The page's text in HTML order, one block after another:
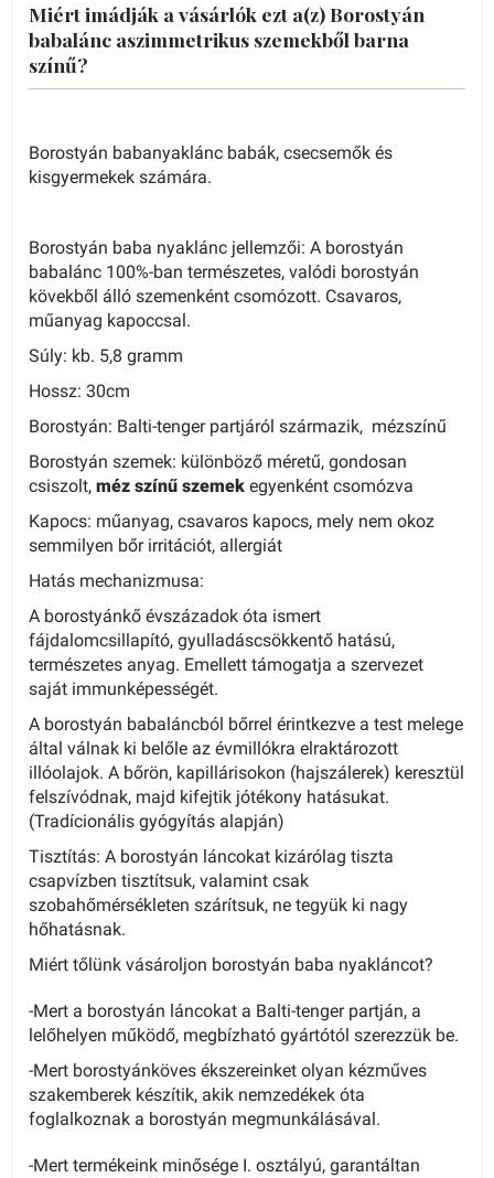
Miért imádják a vásárlók ezt a(z) Borostyán
babalánc aszimmetrikus szemekből barna
színű?
Borostyán babanyaklánc babák, csecsemők és
kisgyermekek számára.
Borostyán baba nyaklánc jellemzői: A borostyán
babalánc 100%-ban természetes, valódi borostyán
kövekből álló szemenként csomózott. Csavaros,
műanyag kapoccsal.
Súly: kb. 5,8 gramm
Hossz: 30cm
Borostyán: Balti-tenger partjáról származik, mézszínű
Borostyán szemek: különböző méretű, gondosan
csiszolt, méz színű szemek egyenként csomózva
Kapocs: műanyag, csavaros kapocs, mely nem okoz
semmilyen bőr irritációt, allergiát
Hatás mechanizmusa:
A borostyánkő évszázadok óta ismert
fájdalomcsillapító, gyulladáscsökkentő hatású,
természetes anyag. Emellett támogatja a szervezet
saját immunképességét.
A borostyán babaláncból bőrrel érintkezve a test melege
által válnak ki belőle az évmillókra elraktározott
illóolajok. A bőrön, kapillárisokon (hajszálerek) keresztül
felszívódnak, majd kifejtik jótékony hatásukat.
(Tradícionális gyógyítás alapján)
Tisztítás: A borostyán láncokat kizárólag tiszta
csapvízben tisztítsuk, valamint csak
szobahőmérsékleten szárítsuk, ne tegyük ki nagy
hőhatásnak.
Miért tőlünk vásároljon borostyán baba nyakláncot?
-Mert a borostyán láncokat a Balti-tenger partján, a
lelőhelyen működő, megbízható gyártótól szerezzük be.
-Mert borostyánköves ékszereinket olyan kézműves
szakemberek készítik, akik nemzedékek óta
foglalkoznak a borostyán megmunkálásával.
-Mert termékeink minősége I. osztályú, garantáltan